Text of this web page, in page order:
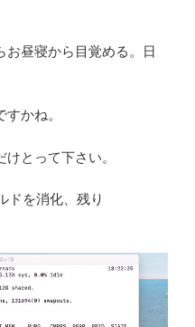
お昼寝から目覚める。日
かね。
とって下さい。
ドを消化、残り